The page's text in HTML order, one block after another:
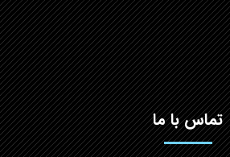
تماس با ما